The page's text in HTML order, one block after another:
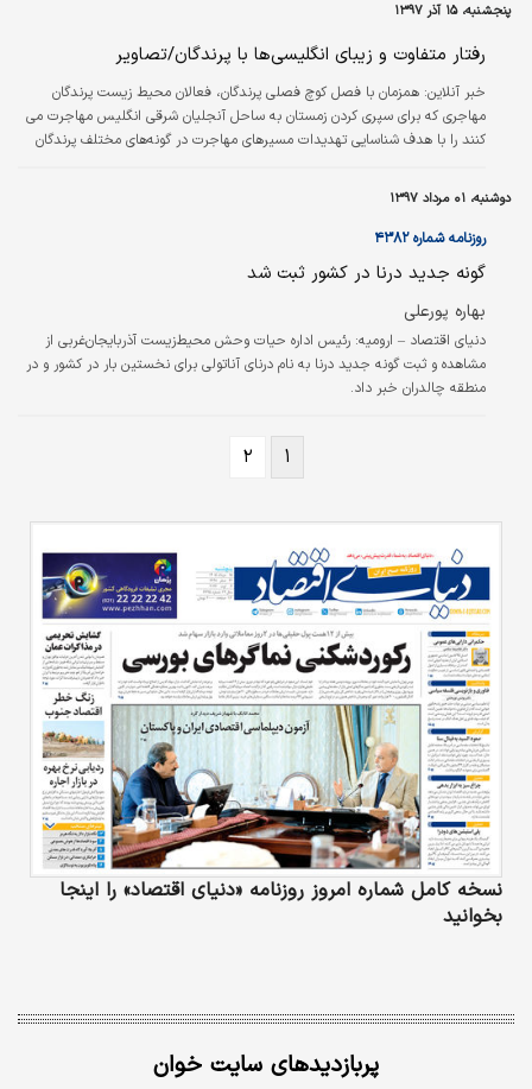
پنجشنبه، ۱۵ آذر ۱۳۹۷
رفتار متفاوت و زیبای انگلیسی‌ها با پرندگان/تصاویر
خبر آنلاین: همزمان با فصل کوچ فصلی پرندگان، فعالان محیط زیست پرندگان
مهاجری که برای سپری کردن زمستان به ساحل آنجلیان شرقی انگلیس مهاجرت می
کنند را با هدف شناسایی تهدیدات مسیرهای مهاجرت در گونه‌های مختلف پرندگان
دوشنبه، ۰۱ مرداد ۱۳۹۷
روزنامه شماره ۴۳۸۲
گونه جدید درنا در کشور ثبت شد ‌
بهاره پورعلی
دنیای اقتصاد – ارومیه: رئیس اداره حیات وحش محیط‌زیست آذربایجان‌غربی از
مشاهده و ثبت گونه جدید درنا به نام درنای آناتولی برای نخستین بار در کشور و در
منطقه چالدران خبر داد.
۱ ۲
نسخه کامل شماره امروز روزنامه «دنیای‌ اقتصاد» را اینجا
بخوانید
پربازدیدهای سایت خوان